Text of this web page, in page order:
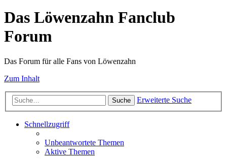
Das Löwenzahn Fanclub
Forum
Das Forum für alle Fans von Löwenzahn
Zum Inhalt
Suche Erweiterte Suche
Schnellzugriff
Unbeantwortete Themen
Aktive Themen